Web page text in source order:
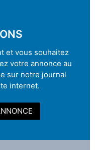
et vous souhaitez
votre annonce au
sur notre journal
internet.